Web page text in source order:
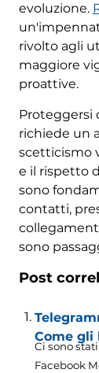
evoluzione.
rivolto agli
maggiore
proattive.
Proteggersi
richiede un
scetticismo
e il rispetto
sono
contatti,
sono
Post
Come gli
Ci sono
Facebook